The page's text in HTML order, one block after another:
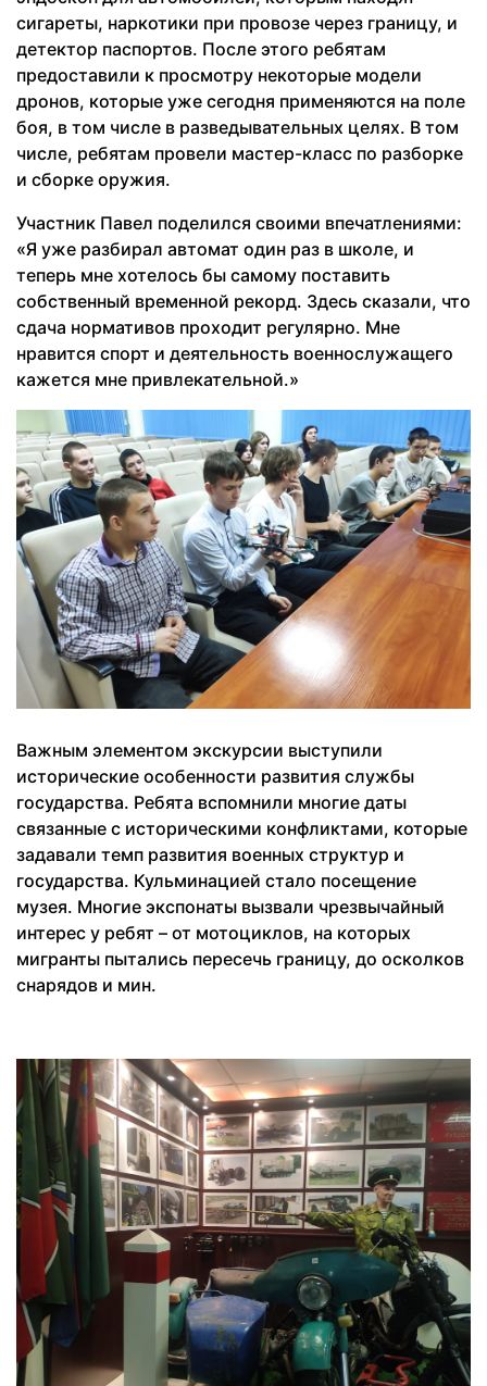
сигареты, наркотики при провозе через границу, и
детектор паспортов. После этого ребятам
предоставили к просмотру некоторые модели
дронов, которые уже сегодня применяются на поле
боя, в том числе в разведывательных целях. В том
числе, ребятам провели мастер-класс по разборке
и сборке оружия.
Участник Павел поделился своими впечатлениями:
«Я уже разбирал автомат один раз в школе, и
теперь мне хотелось бы самому поставить
собственный временной рекорд. Здесь сказали, что
сдача нормативов проходит регулярно. Мне
нравится спорт и деятельность военнослужащего
кажется мне привлекательной.»
Важным элементом экскурсии выступили
исторические особенности развития службы
государства. Ребята вспомнили многие даты
связанные с историческими конфликтами, которые
задавали темп развития военных структур и
государства. Кульминацией стало посещение
музея. Многие экспонаты вызвали чрезвычайный
интерес у ребят – от мотоциклов, на которых
мигранты пытались пересечь границу, до осколков
снарядов и мин.